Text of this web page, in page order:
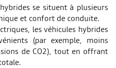
se situent à plusieurs
et confort de conduite.
les véhicules hybrides
(par exemple, moins
de CO2), tout en offrant